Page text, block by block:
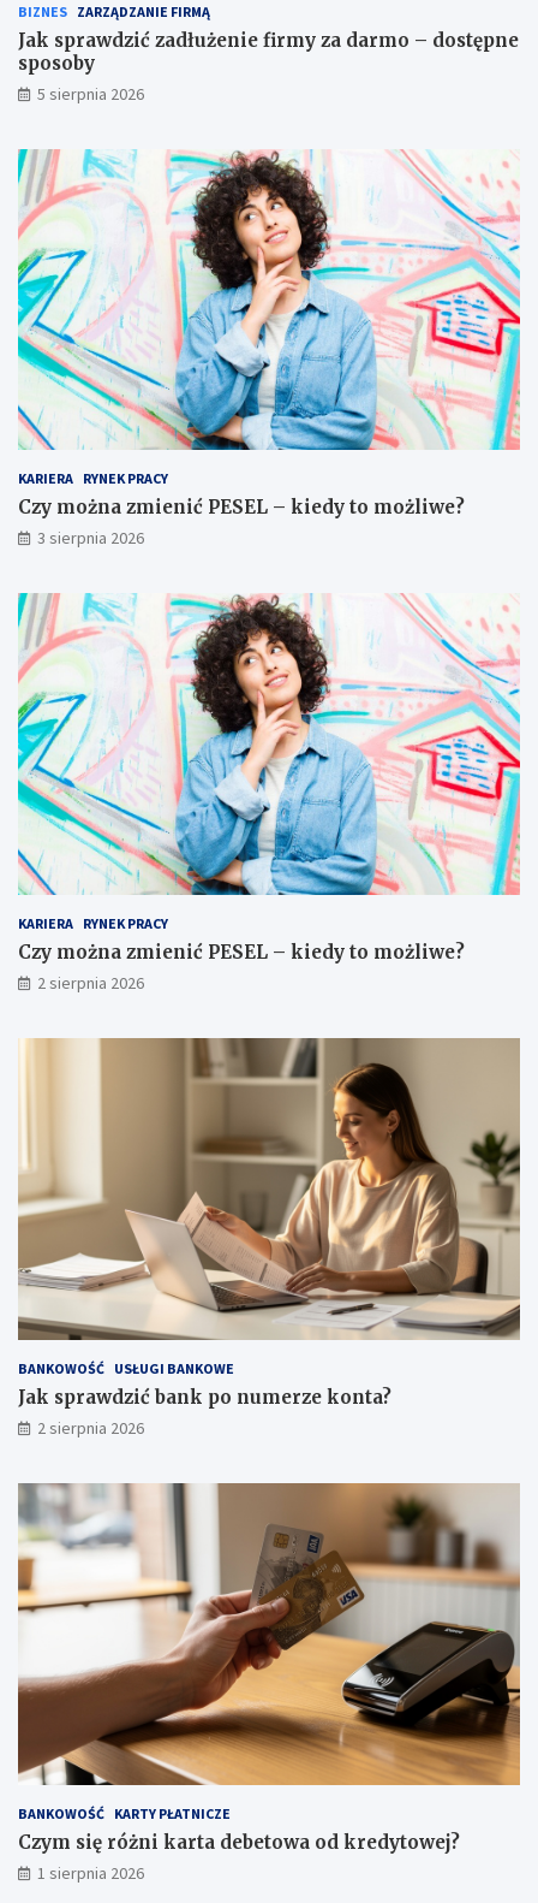
BIZNES ZARZĄDZANIE FIRMĄ
Jak sprawdzić zadłużenie firmy za darmo – dostępne
sposoby
5 sierpnia 2026
KARIERA RYNEK PRACY
Czy można zmienić PESEL – kiedy to możliwe?
3 sierpnia 2026
KARIERA RYNEK PRACY
Czy można zmienić PESEL – kiedy to możliwe?
2 sierpnia 2026
BANKOWOŚĆ USŁUGI BANKOWE
Jak sprawdzić bank po numerze konta?
2 sierpnia 2026
BANKOWOŚĆ KARTY PŁATNICZE
Czym się różni karta debetowa od kredytowej?
1 sierpnia 2026